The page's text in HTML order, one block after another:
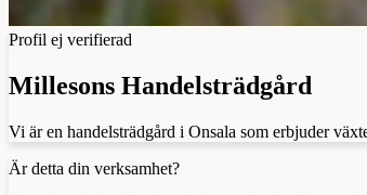
Profil ej verifierad
Millesons Handelsträdgård
Vi är en handelsträdgård i Onsala som erbjuder
Är detta din verksamhet?